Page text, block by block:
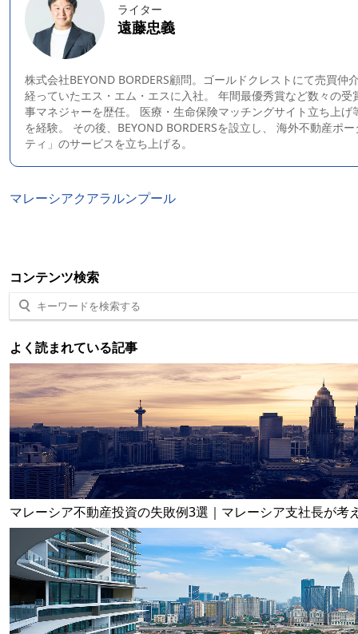
ライター
遠藤忠義
株式会社BEYOND BORDERS顧問。ゴールドクレストにて売買仲
経っていたエス・エム・エスに入社。 年間最優秀賞など数々の
事マネジャーを歴任。 医療・生命保険マッチングサイト立ち上
を経験。 その後、 BEYOND BORDERSを設立し、 海外不動産ポ
ティ」のサービスを立ち上げる。
マレーシアクアラルンプール
コンテンツ検索
よく読まれている記事
マレーシア不動産投資の失敗例3選｜マレーシア支社長が考